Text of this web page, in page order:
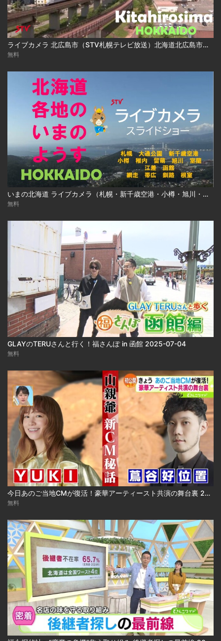
ライブカメラ 北広島市（STV札幌テレビ放送）北海道北広島市／Live Camera Kitahirosima City, Hokkaido
無料
いまの北海道 ライブカメラ（札幌・新千歳空港・小樽・旭川・函館ほか ）
無料
GLAYのTERUさんと行く！福さんぽ in 函館 2025-07-04
無料
今日あのご当地CMが復活！豪華アーティースト共演の舞台裏 2024.03.18放送
無料